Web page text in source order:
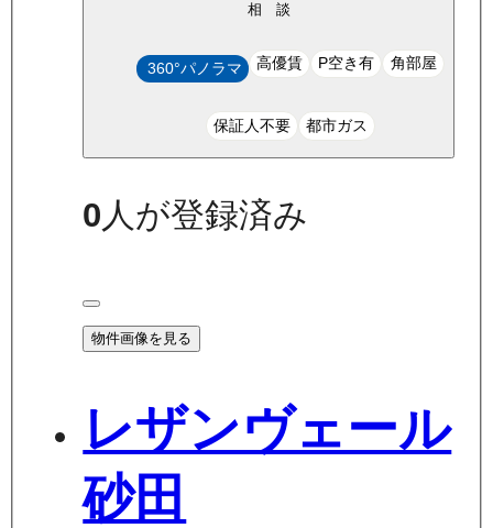
相 談
360°パノラマ 高優賃 P空き有 角部屋
保証人不要 都市ガス
0人が登録済み
物件画像を見る
レザンヴェール
砂田